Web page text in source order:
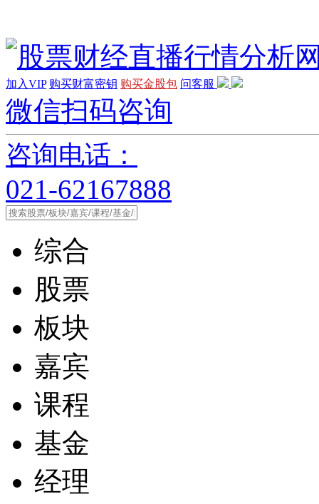
加入VIP 购买财富密钥 购买金股包 问客服
微信扫码咨询
咨询电话：
021-62167888
综合
股票
板块
嘉宾
课程
基金
经理